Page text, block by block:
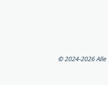
©2024-2026